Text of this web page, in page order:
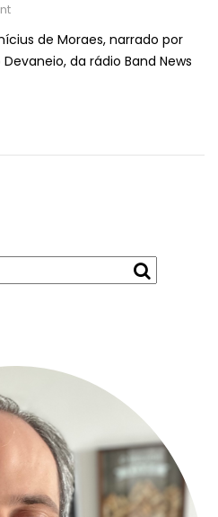
de Moraes, narrado por
da rádio Band News